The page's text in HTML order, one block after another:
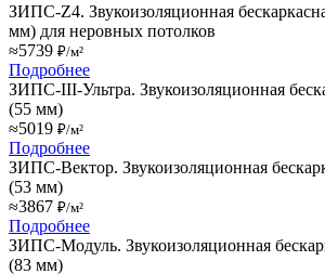
ЗИПС-Z4. Звукоизоляционная
мм) для неровных потолков
≈5739 ₽/м²
Подробнее
ЗИПС-III-Ультра. Звукоизоляционная
(55 мм)
≈5019 ₽/м²
Подробнее
ЗИПС-Вектор. Звукоизоляционная
(53 мм)
≈3867 ₽/м²
Подробнее
ЗИПС-Модуль. Звукоизоляционная
(83 мм)